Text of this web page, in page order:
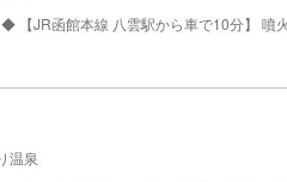
温泉